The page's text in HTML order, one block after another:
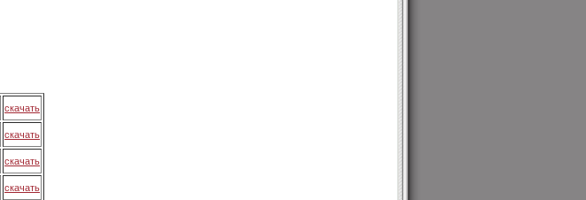
скачать
скачать
скачать
скачать